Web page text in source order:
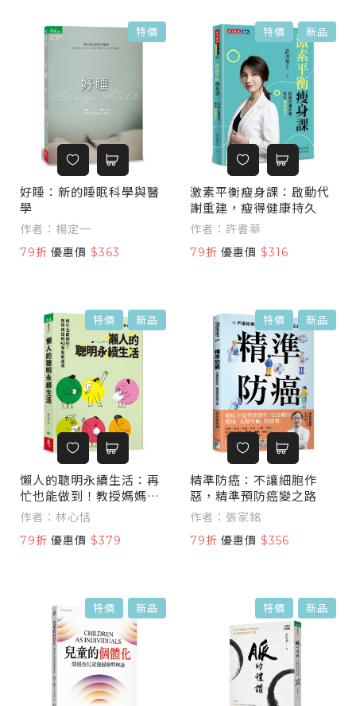
特價
好睡：新的睡眠科學與醫
學
作者：楊定一
79折 優惠價 $363
特價 新品
激素平衡瘦身課：啟動代
謝重建，瘦得健康持久
作者：許書華
79折 優惠價 $316
特價 新品
懶人的聰明永續生活：再
忙也能做到！教授媽媽的
42個低碳選擇
作者：林心恬
79折 優惠價 $379
特價 新品
精準防癌：不讓細胞作
惡，精準預防癌變之路
作者：張家銘
79折 優惠價 $356
特價 新品 特價 新品